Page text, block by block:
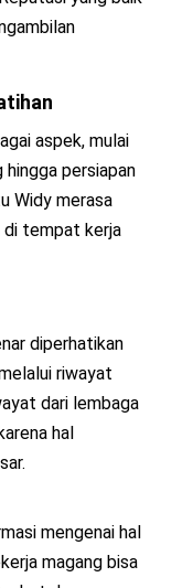
aspek, mulai
hingga persiapan
Widy merasa
di tempat kerja
diperhatikan
riwayat
dari lembaga
hal
mengenai hal
magang bisa